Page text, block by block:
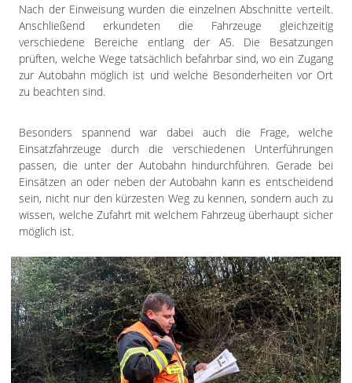
Nach der Einweisung wurden die einzelnen Abschnitte verteilt.
Anschließend erkundeten die Fahrzeuge gleichzeitig
verschiedene Bereiche entlang der A5. Die Besatzungen
prüften, welche Wege tatsächlich befahrbar sind, wo ein Zugang
zur Autobahn möglich ist und welche Besonderheiten vor Ort
zu beachten sind.
Besonders spannend war dabei auch die Frage, welche
Einsatzfahrzeuge durch die verschiedenen Unterführungen
passen, die unter der Autobahn hindurchführen. Gerade bei
Einsätzen an oder neben der Autobahn kann es entscheidend
sein, nicht nur den kürzesten Weg zu kennen, sondern auch zu
wissen, welche Zufahrt mit welchem Fahrzeug überhaupt sicher
möglich ist.